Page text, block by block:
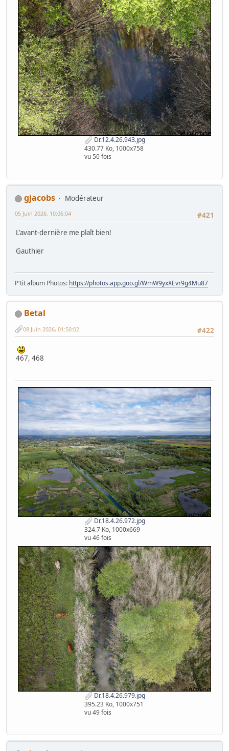
Dr.12.4.26.943.jpg
430.77 Ko, 1000x758
vu 50 fois
gjacobs
Modérateur
#421
05 Juin 2026, 10:06:04
L'avant-dernière me plaît bien!
Gauthier
P'tit album Photos: https://photos.app.goo.gl/WmW9yxXEvr9g4Mu87
Betal
#422
08 Juin 2026, 01:50:02
467, 468
Dr.18.4.26.972.jpg
324.7 Ko, 1000x669
vu 46 fois
Dr.18.4.26.979.jpg
395.23 Ko, 1000x751
vu 49 fois